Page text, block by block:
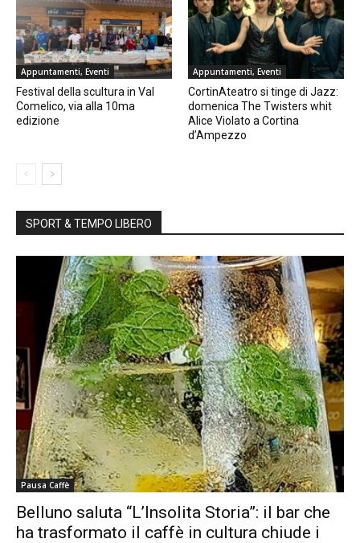
Appuntamenti, Eventi
Festival della scultura in Val
Comelico, via alla 10ma
edizione
Appuntamenti, Eventi
CortinAteatro si tinge di Jazz:
domenica The Twisters whit
Alice Violato a Cortina
d’Ampezzo
SPORT & TEMPO LIBERO
Pausa Caffè
Belluno saluta “L’Insolita Storia”: il bar che
ha trasformato il caffè in cultura chiude i